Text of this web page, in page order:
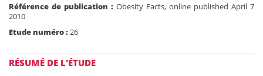
Référence de publication : Obesity Facts, online published April 7
2010
Etude numéro :26
RÉSUMÉ DE L'ÉTUDE